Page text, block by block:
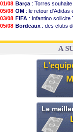
01/08 Barça : Torres
05/08 OM : le retour d'Adidas
03/08 FIFA : Infantino sollicite
05/08 Bordeaux : des clubs
03/08 Real: le démenti de
A
Le